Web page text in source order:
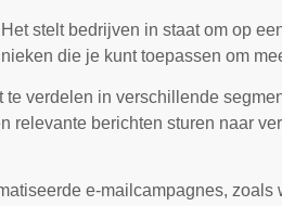
stelt bedrijven in staat om op
die je kunt toepassen om
verdelen in verschillende
berichten sturen naar
e-mailcampagnes,